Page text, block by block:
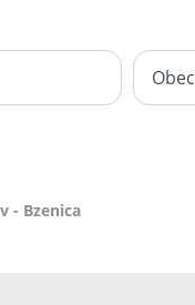
- Bzenica